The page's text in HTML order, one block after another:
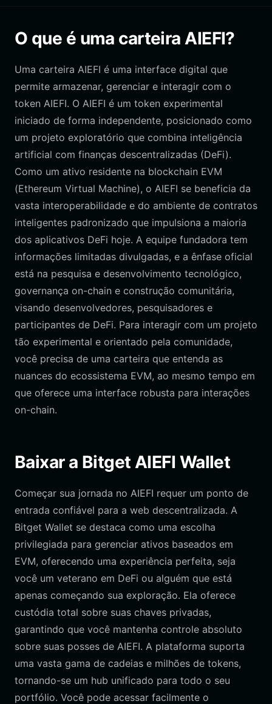
O que é uma carteira AIEFI?
Uma carteira AIEFI é uma interface digital que
permite armazenar, gerenciar e interagir com o
token AIEFI. O AIEFI é um token experimental
iniciado de forma independente, posicionado como
um projeto exploratório que combina inteligência
artificial com finanças descentralizadas (DeFi).
Como um ativo residente na blockchain EVM
(Ethereum Virtual Machine), o AIEFI se beneficia da
vasta interoperabilidade e do ambiente de contratos
inteligentes padronizado que impulsiona a maioria
dos aplicativos DeFi hoje. A equipe fundadora tem
informações limitadas divulgadas, e a ênfase oficial
está na pesquisa e desenvolvimento tecnológico,
governança on-chain e construção comunitária,
visando desenvolvedores, pesquisadores e
participantes de DeFi. Para interagir com um projeto
tão experimental e orientado pela comunidade,
você precisa de uma carteira que entenda as
nuances do ecossistema EVM, ao mesmo tempo em
que oferece uma interface robusta para interações
on-chain.
Baixar a Bitget AIEFI Wallet
Começar sua jornada no AIEFI requer um ponto de
entrada confiável para a web descentralizada. A
Bitget Wallet se destaca como uma escolha
privilegiada para gerenciar ativos baseados em
EVM, oferecendo uma experiência perfeita, seja
você um veterano em DeFi ou alguém que está
apenas começando sua exploração. Ela oferece
custódia total sobre suas chaves privadas,
garantindo que você mantenha controle absoluto
sobre suas posses de AIEFI. A plataforma suporta
uma vasta gama de cadeias e milhões de tokens,
tornando-se um hub unificado para todo o seu
portfólio. Você pode acessar facilmente o